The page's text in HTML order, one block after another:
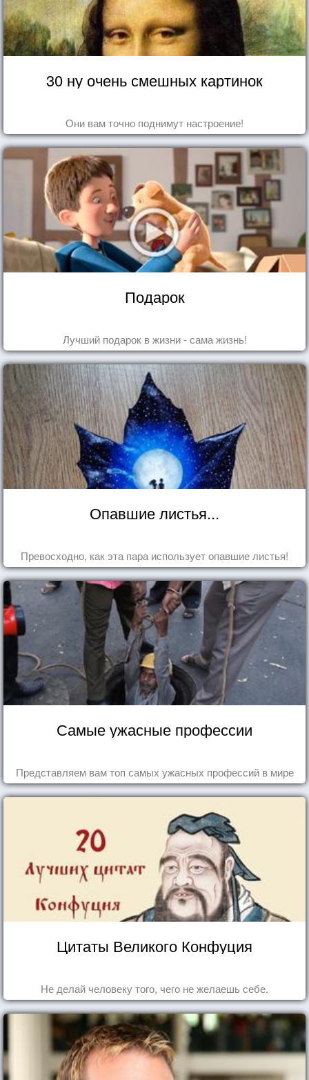
30 ну очень смешных картинок
Они вам точно поднимут настроение!
Подарок
Лучший подарок в жизни - сама жизнь!
Опавшие листья...
Превосходно, как эта пара использует опавшие листья!
Самые ужасные профессии
Представляем вам топ самых ужасных профессий в мире
Цитаты Великого Конфуция
Не делай человеку того, чего не желаешь себе.